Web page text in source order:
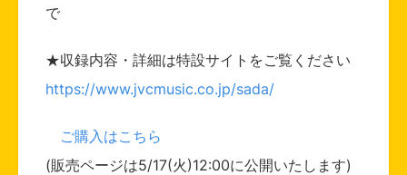
で
★収録内容・詳細は特設サイトをご覧ください
https://www.jvcmusic.co.jp/sada/
ご購入はこちら
(販売ページは5/17(火)12:00に公開いたします)